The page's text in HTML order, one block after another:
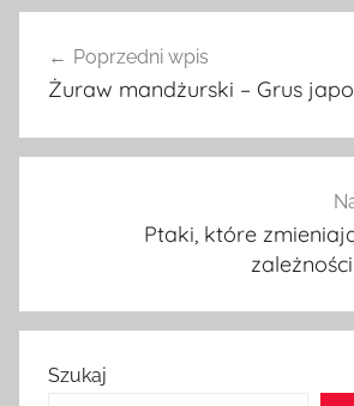
wpisu
Poprzedni wpis
Żuraw mandżurski – Grus
Ptaki, które
Szukaj